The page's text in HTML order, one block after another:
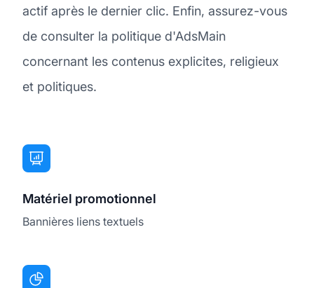
actif après le dernier clic. Enfin, assurez-vous
de consulter la politique d'AdsMain
concernant les contenus explicites, religieux
et politiques.
Matériel promotionnel
Bannières liens textuels